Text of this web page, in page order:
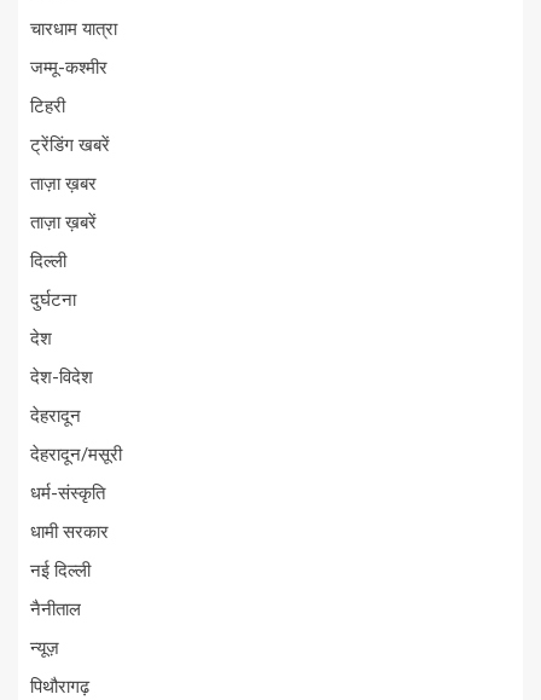
चारधाम यात्रा
जम्मू-कश्मीर
टिहरी
ट्रेंडिंग खबरें
ताज़ा ख़बर
ताज़ा ख़बरें
दिल्ली
दुर्घटना
देश
देश-विदेश
देहरादून
देहरादून/मसूरी
धर्म-संस्कृति
धामी सरकार
नई दिल्ली
नैनीताल
न्यूज़
पिथौरागढ़